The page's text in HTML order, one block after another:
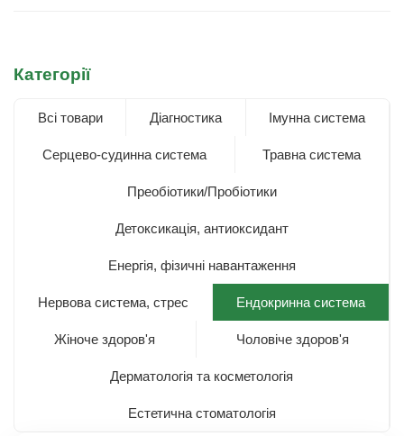
Категорії
Всі товари Діагностика Імунна система
Серцево-судинна система Травна система
Преобіотики/Пробіотики
Детоксикація, антиоксидант
Енергія, фізичні навантаження
Нервова система, стрес Ендокринна система
Жіноче здоров'я Чоловіче здоров'я
Дерматологія та косметологія
Естетична стоматологія